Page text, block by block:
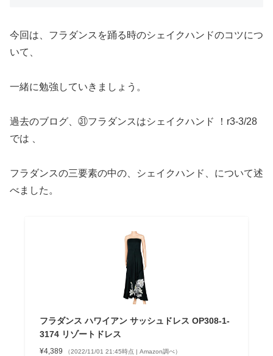
今回は、フラダンスを踊る時のシェイクハンドのコツにつ
いて、
一緒に勉強していきましょう。
過去のブログ、㉛フラダンスはシェイクハンド ！r3-3/28
では 、
フラダンスの三要素の中の、シェイクハンド、について述
べました。
フラダンス ハワイアン サッシュドレス OP308-1-
3174 リゾートドレス
¥4,389 （2022/11/01 21:45時点 | Amazon調べ）